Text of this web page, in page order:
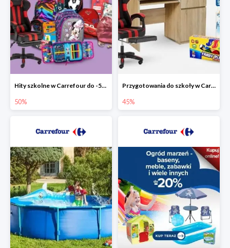
Hity szkolne w Carrefour do -50%
50%
Przygotowania do szkoły w Carrefour do -45%
45%